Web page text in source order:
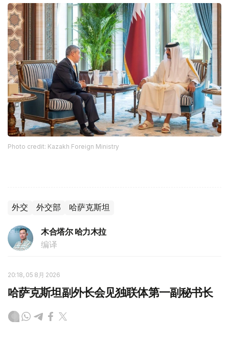
Photo credit: Kazakh Foreign Ministry
外交 外交部 哈萨克斯坦
木合塔尔 哈力木拉
编译
20:18, 05 8月 2026
哈萨克斯坦副外长会见独联体第一副秘书长